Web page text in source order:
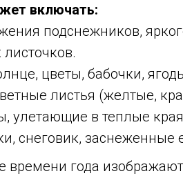
включать:
подснежников,
цветы, бабочки,
листья (желтые,
улетающие в теплые
снеговик, заснеженные
времени года